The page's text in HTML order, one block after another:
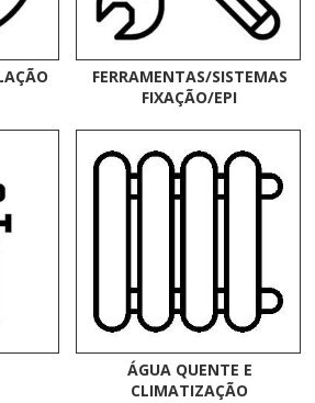
FERRAMENTAS/SISTEMAS
FIXAÇÃO/EPI
ÁGUA QUENTE E
CLIMATIZAÇÃO